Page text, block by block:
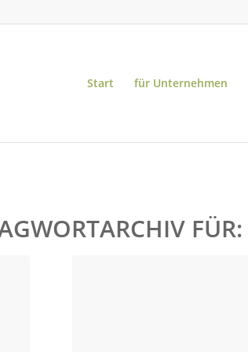
Start für Unternehmen
FÜR: